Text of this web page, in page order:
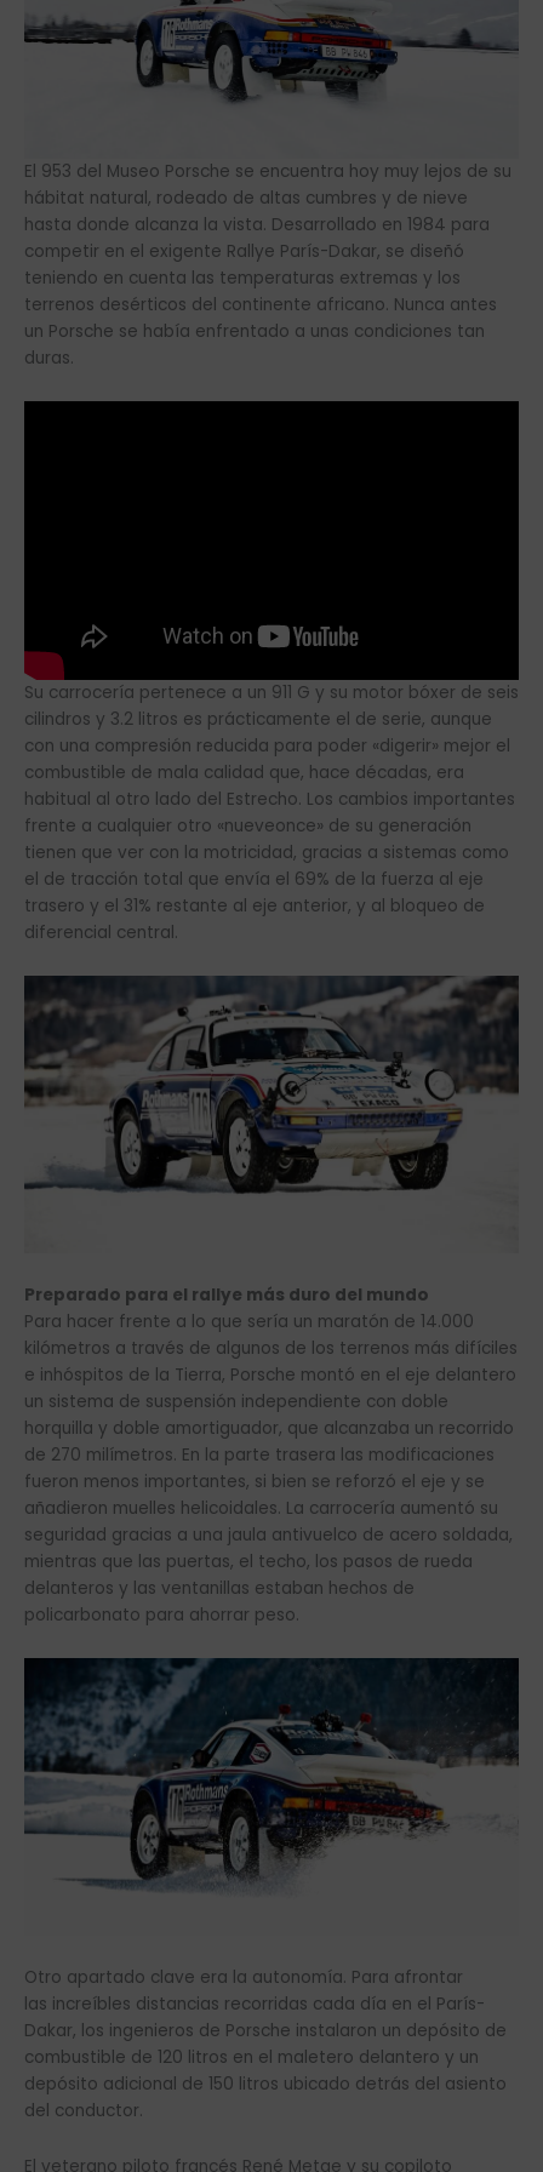
El 953 del Museo Porsche se encuentra hoy muy lejos de su
hábitat natural, rodeado de altas cumbres y de nieve
hasta donde alcanza la vista. Desarrollado en 1984 para
competir en el exigente Rallye París-Dakar, se diseñó
teniendo en cuenta las temperaturas extremas y los
terrenos desérticos del continente africano. Nunca antes
un Porsche se había enfrentado a unas condiciones tan
duras.
Su carrocería pertenece a un 911 G y su motor bóxer de seis
cilindros y 3.2 litros es prácticamente el de serie, aunque
con una compresión reducida para poder «digerir» mejor el
combustible de mala calidad que, hace décadas, era
habitual al otro lado del Estrecho. Los cambios importantes
frente a cualquier otro «nueveonce» de su generación
tienen que ver con la motricidad, gracias a sistemas como
el de tracción total que envía el 69% de la fuerza al eje
trasero y el 31% restante al eje anterior, y al bloqueo de
diferencial central.
Preparado para el rallye más duro del mundo
Para hacer frente a lo que sería un maratón de 14.000
kilómetros a través de algunos de los terrenos más difíciles
e inhóspitos de la Tierra, Porsche montó en el eje delantero
un sistema de suspensión independiente con doble
horquilla y doble amortiguador, que alcanzaba un recorrido
de 270 milímetros. En la parte trasera las modificaciones
fueron menos importantes, si bien se reforzó el eje y se
añadieron muelles helicoidales. La carrocería aumentó su
seguridad gracias a una jaula antivuelco de acero soldada,
mientras que las puertas, el techo, los pasos de rueda
delanteros y las ventanillas estaban hechos de
policarbonato para ahorrar peso.
Otro apartado clave era la autonomía. Para afrontar
las increíbles distancias recorridas cada día en el París-
Dakar, los ingenieros de Porsche instalaron un depósito de
combustible de 120 litros en el maletero delantero y un
depósito adicional de 150 litros ubicado detrás del asiento
del conductor.
El veterano piloto francés René Metge y su copiloto